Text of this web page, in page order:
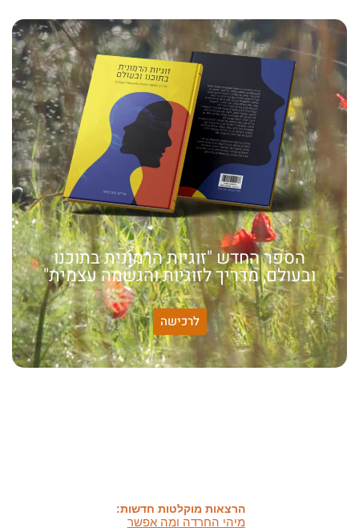
הספר החדש "זוגיות הרמונית בתוכנו
ובעולם, מדריך לזוגיות והגשמה עצמית"
לרכישה
מיהי החרדה ומה אפשר
לעשות איתה